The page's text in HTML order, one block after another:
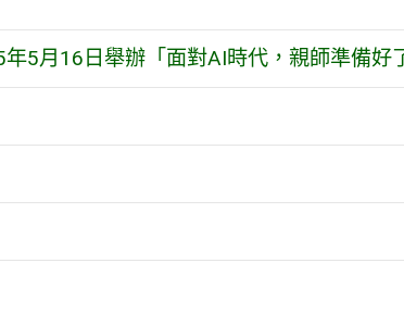
5月16日舉辦「面對AI時代，親師準備好